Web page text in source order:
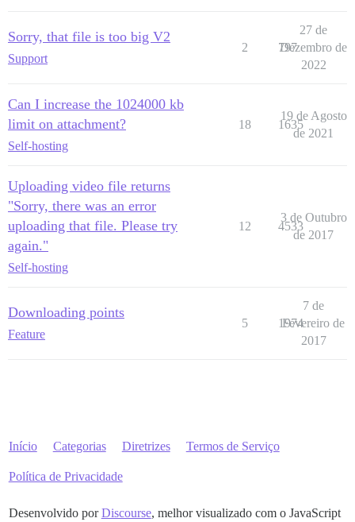
Sorry, that file is too big V2
Support
2 797
27 de
Dezembro de
2022
Can I increase the 1024000 kb
limit on attachment?
Self-hosting
18 1635
19 de Agosto
de 2021
Uploading video file returns
"Sorry, there was an error
uploading that file. Please try
again."
Self-hosting
12 4533
3 de Outubro
de 2017
Downloading points
Feature
5 1974
7 de
Fevereiro de
2017
Início Categorias Diretrizes Termos de Serviço
Política de Privacidade
Desenvolvido porDiscourse, melhor visualizado com o JavaScript